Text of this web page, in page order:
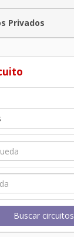
Privados
Buscar circuitos